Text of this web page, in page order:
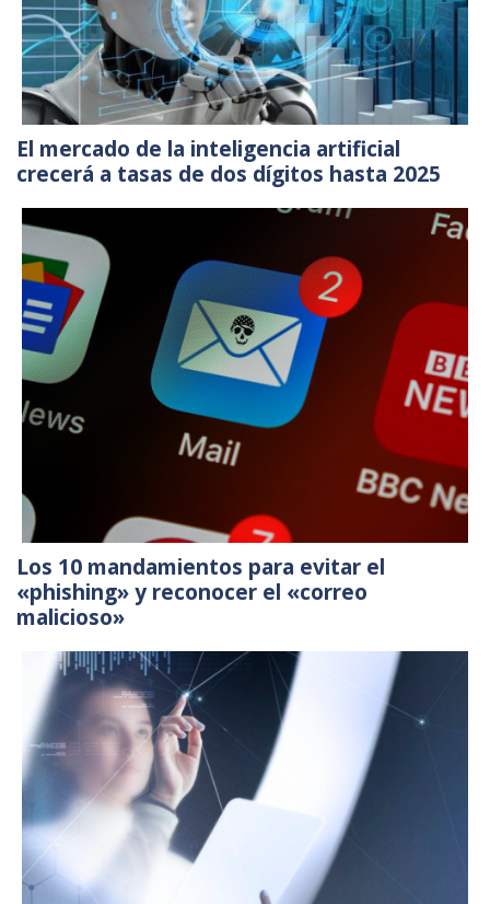
El mercado de la inteligencia artificial
crecerá a tasas de dos dígitos hasta 2025
Los 10 mandamientos para evitar el
«phishing» y reconocer el «correo
malicioso»